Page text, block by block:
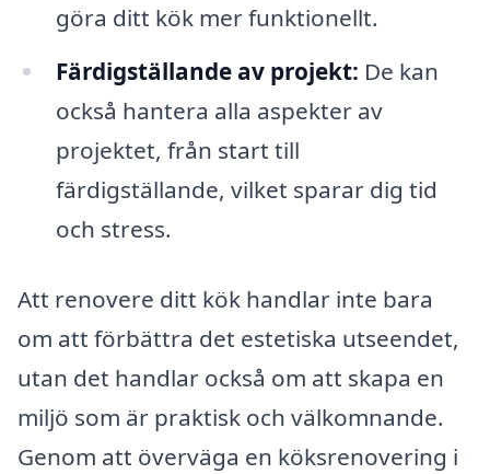
göra ditt kök mer funktionellt.
Färdigställande av projekt: De kan
också hantera alla aspekter av
projektet, från start till
färdigställande, vilket sparar dig tid
och stress.
Att renovere ditt kök handlar inte bara
om att förbättra det estetiska utseendet,
utan det handlar också om att skapa en
miljö som är praktisk och välkomnande.
Genom att överväga en köksrenovering i